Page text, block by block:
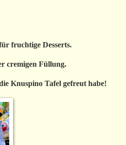
fruchtige Desserts.
cremigen Füllung.
Knuspino Tafel gefreut habe!